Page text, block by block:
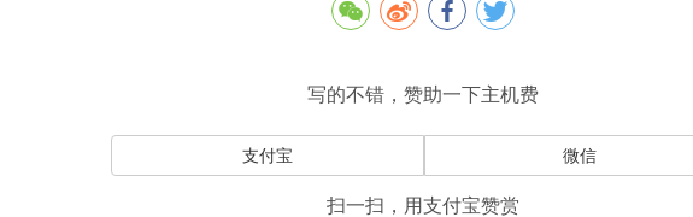
写的不错，赞助一下主机费
支付宝 微信
扫一扫，用支付宝赞赏